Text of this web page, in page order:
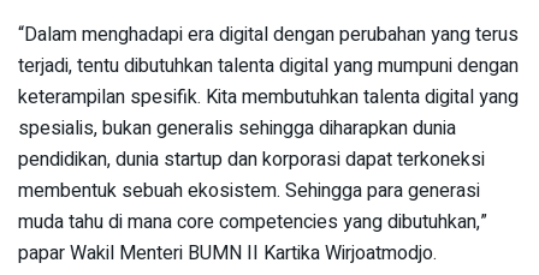
“Dalam menghadapi era digital dengan perubahan yang terus
terjadi, tentu dibutuhkan talenta digital yang mumpuni dengan
keterampilan spesifik. Kita membutuhkan talenta digital yang
spesialis, bukan generalis sehingga diharapkan dunia
pendidikan, dunia startup dan korporasi dapat terkoneksi
membentuk sebuah ekosistem. Sehingga para generasi
muda tahu di mana core competencies yang dibutuhkan,”
papar Wakil Menteri BUMN II Kartika Wirjoatmodjo.